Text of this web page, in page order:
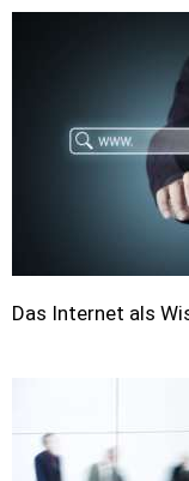
Das Internet als